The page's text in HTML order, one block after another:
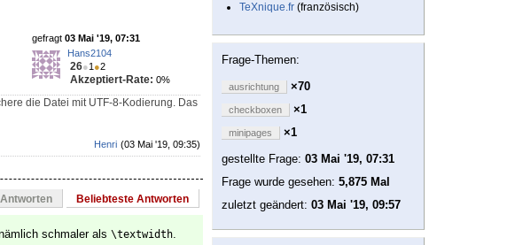
gefragt 03 Mai '19, 07:31
Hans2104
26●1 ●2
Akzeptiert-Rate: 0%
die Datei mit UTF-8-Kodierung. Das
(03 Mai '19, 09:35)
Henri
Beliebteste Antworten
schmaler als \textwidth.
TeXnique.fr (französisch)
Frage-Themen:
ausrichtung ×70
checkboxen ×1
minipages
×1
gestellte Frage: 03 Mai '19, 07:31
Frage wurde gesehen: 5,875 Mal
zuletzt geändert: 03 Mai '19, 09:57